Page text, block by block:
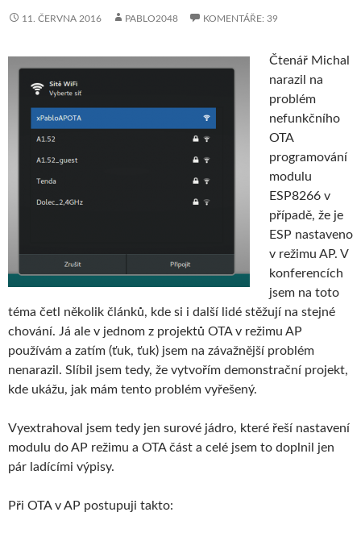
11. ČERVNA 2016 PABLO2048 KOMENTÁŘE: 39
Čtenář Michal
narazil na
problém
nefunkčního
OTA
programování
modulu
ESP8266 v
případě, že je
ESP nastaveno
v režimu AP. V
konferencích
jsem na toto
téma četl několik článků, kde si i další lidé stěžují na stejné
chování. Já ale v jednom z projektů OTA v režimu AP
používám a zatím (ťuk, ťuk) jsem na závažnější problém
nenarazil. Slíbil jsem tedy, že vytvořím demonstrační projekt,
kde ukážu, jak mám tento problém vyřešený.
Vyextrahoval jsem tedy jen surové jádro, které řeší nastavení
modulu do AP režimu a OTA část a celé jsem to doplnil jen
pár ladícími výpisy.
Při OTA v AP postupuji takto: